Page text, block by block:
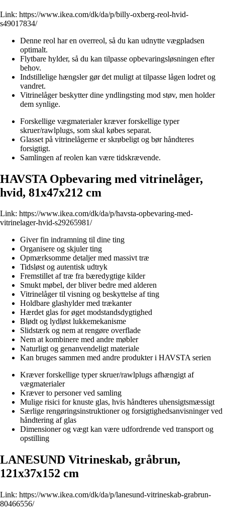
Link: https://www.ikea.com/dk/da/p/billy-oxberg-reol-hvid-
s49017834/
Denne reol har en overreol, så du kan udnytte vægpladsen
optimalt.
Flytbare hylder, så du kan tilpasse opbevaringsløsningen efter
behov.
Indstillelige hængsler gør det muligt at tilpasse lågen lodret og
vandret.
Vitrinelåger beskytter dine yndlingsting mod støv, men holder
dem synlige.
Forskellige vægmaterialer kræver forskellige typer
skruer/rawlplugs, som skal købes separat.
Glasset på vitrinelågerne er skrøbeligt og bør håndteres
forsigtigt.
Samlingen af reolen kan være tidskrævende.
HAVSTA Opbevaring med vitrinelåger,
hvid, 81x47x212 cm
Link: https://www.ikea.com/dk/da/p/havsta-opbevaring-med-
vitrinelager-hvid-s29265981/
Giver fin indramning til dine ting
Organisere og skjuler ting
Opmærksomme detaljer med massivt træ
Tidsløst og autentisk udtryk
Fremstillet af træ fra bæredygtige kilder
Smukt møbel, der bliver bedre med alderen
Vitrinelåger til visning og beskyttelse af ting
Holdbare glashylder med trækanter
Hærdet glas for øget modstandsdygtighed
Blødt og lydløst lukkemekanisme
Slidstærk og nem at rengøre overflade
Nem at kombinere med andre møbler
Naturligt og genanvendeligt materiale
Kan bruges sammen med andre produkter i HAVSTA serien
Kræver forskellige typer skruer/rawlplugs afhængigt af
vægmaterialer
Kræver to personer ved samling
Mulige risici for knuste glas, hvis håndteres uhensigtsmæssigt
Særlige rengøringsinstruktioner og forsigtighedsanvisninger ved
håndtering af glas
Dimensioner og vægt kan være udfordrende ved transport og
opstilling
LANESUND Vitrineskab, gråbrun,
121x37x152 cm
Link: https://www.ikea.com/dk/da/p/lanesund-vitrineskab-grabrun-
80466556/